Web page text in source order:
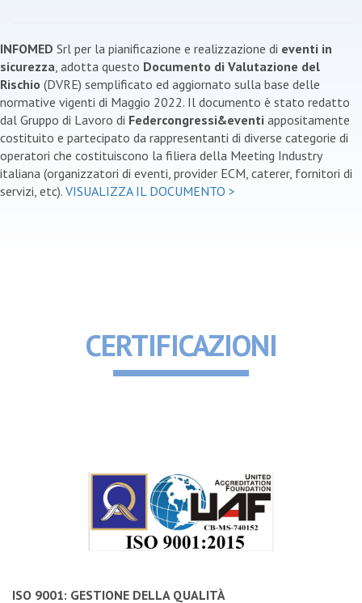
INFOMED Srl per la pianificazione e realizzazione di eventi in
sicurezza , adotta questo Documento di Valutazione del
Rischio (DVRE) semplificato ed aggiornato sulla base delle
normative vigenti di Maggio 2022. Il documento è stato redatto
dal Gruppo di Lavoro di Federcongressi&eventi appositamente
costituito e partecipato da rappresentanti di diverse categorie di
operatori che costituiscono la filiera della Meeting Industry
italiana (organizzatori di eventi, provider ECM, caterer, fornitori di
servizi, etc). VISUALIZZA IL DOCUMENTO >
CERTIFICAZIONI
ISO 9001: GESTIONE DELLA QUALITÀ